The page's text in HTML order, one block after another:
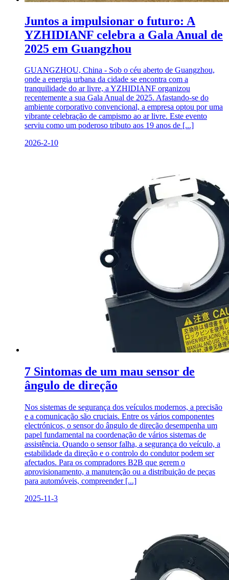
Juntos a impulsionar o futuro: A
YZHIDIANF celebra a Gala Anual de
2025 em Guangzhou
GUANGZHOU, China - Sob o céu aberto de Guangzhou,
onde a energia urbana da cidade se encontra com a
tranquilidade do ar livre, a YZHIDIANF organizou
recentemente a sua Gala Anual de 2025. Afastando-se do
ambiente corporativo convencional, a empresa optou por uma
vibrante celebração de campismo ao ar livre. Este evento
serviu como um poderoso tributo aos 19 anos de [...]
2026-2-10
7 Sintomas de um mau sensor de
ângulo de direção
Nos sistemas de segurança dos veículos modernos, a precisão
e a comunicação são cruciais. Entre os vários componentes
electrónicos, o sensor do ângulo de direção desempenha um
papel fundamental na coordenação de vários sistemas de
assistência. Quando o sensor falha, a segurança do veículo, a
estabilidade da direção e o controlo do condutor podem ser
afectados. Para os compradores B2B que gerem o
aprovisionamento, a manutenção ou a distribuição de peças
para automóveis, compreender [...]
2025-11-3